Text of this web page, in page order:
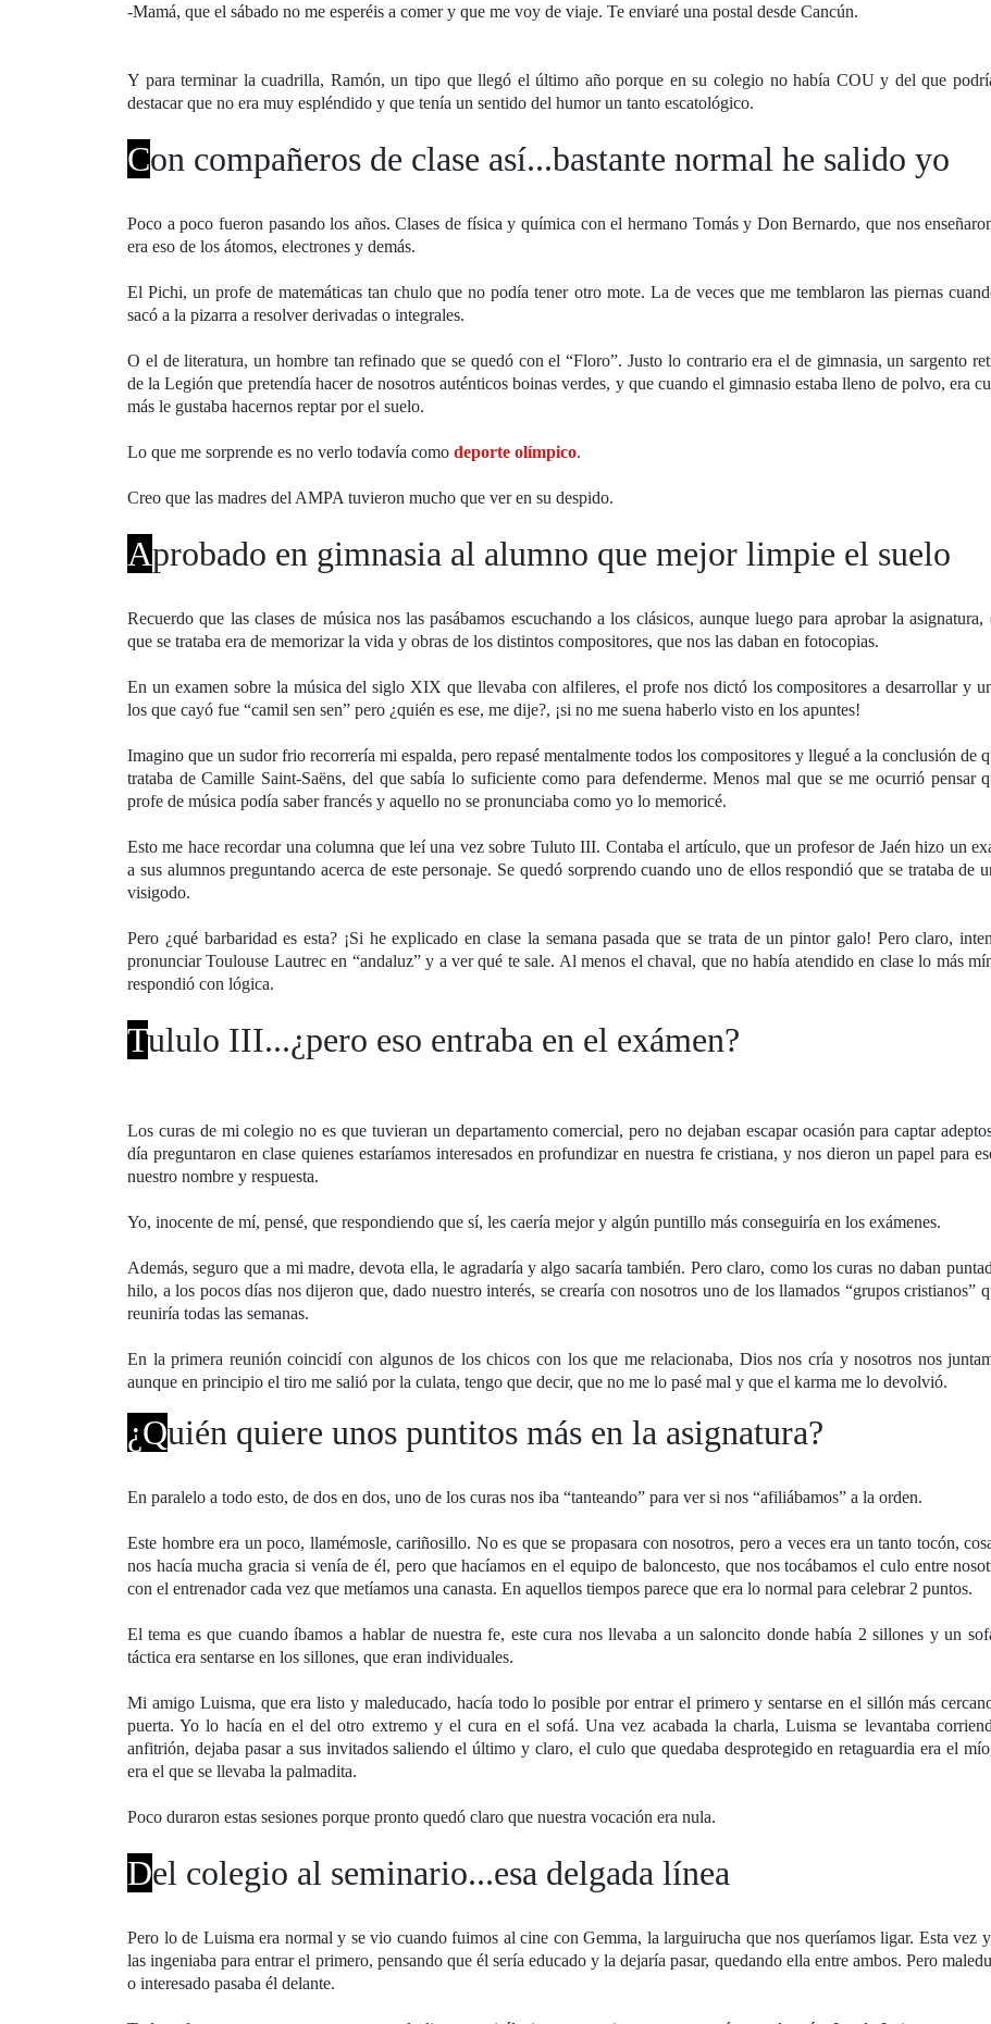
-Mamá, que el sábado no me esperéis a comer y que me voy de viaje. Te enviaré una postal desde Cancún.
Y para terminar la cuadrilla, Ramón, un tipo que llegó el último año porque en su colegio no había COU y del que
destacar que no era muy espléndido y que tenía un sentido del humor un tanto escatológico.
Con compañeros de clase así...bastante normal he salido yo
Poco a poco fueron pasando los años. Clases de física y química con el hermano Tomás y Don Bernardo, que nos
era eso de los átomos, electrones y demás.
El Pichi, un profe de matemáticas tan chulo que no podía tener otro mote. La de veces que me temblaron las piernas
sacó a la pizarra a resolver derivadas o integrales.
O el de literatura, un hombre tan refinado que se quedó con el “Floro”. Justo lo contrario era el de gimnasia, un sargento
de la Legión que pretendía hacer de nosotros auténticos boinas verdes, y que cuando el gimnasio estaba lleno de polvo, era
más le gustaba hacernos reptar por el suelo.
Lo que me sorprende es no verlo todavía como deporte olímpico.
Creo que las madres del AMPA tuvieron mucho que ver en su despido.
Aprobado en gimnasia al alumno que mejor limpie el suelo
Recuerdo que las clases de música nos las pasábamos escuchando a los clásicos, aunque luego para aprobar la asignatura,
que se trataba era de memorizar la vida y obras de los distintos compositores, que nos las daban en fotocopias.
En un examen sobre la música del siglo XIX que llevaba con alfileres, el profe nos dictó los compositores a desarrollar y
los que cayó fue “camil sen sen” pero ¿quién es ese, me dije?, ¡si no me suena haberlo visto en los apuntes!
Imagino que un sudor frio recorrería mi espalda, pero repasé mentalmente todos los compositores y llegué a la conclusión de
trataba de Camille Saint-Saëns, del que sabía lo suficiente como para defenderme. Menos mal que se me ocurrió pensar
profe de música podía saber francés y aquello no se pronunciaba como yo lo memoricé.
Esto me hace recordar una columna que leí una vez sobre Tuluto III. Contaba el artículo, que un profesor de Jaén hizo un
a sus alumnos preguntando acerca de este personaje. Se quedó sorprendo cuando uno de ellos respondió que se trataba de
visigodo.
Pero ¿qué barbaridad es esta? ¡Si he explicado en clase la semana pasada que se trata de un pintor galo! Pero claro,
pronunciar Toulouse Lautrec en “andaluz” y a ver qué te sale. Al menos el chaval, que no había atendido en clase lo más
respondió con lógica.
Tululo III...¿pero eso entraba en el exámen?
Los curas de mi colegio no es que tuvieran un departamento comercial, pero no dejaban escapar ocasión para captar
día preguntaron en clase quienes estaríamos interesados en profundizar en nuestra fe cristiana, y nos dieron un papel para
nuestro nombre y respuesta.
Yo, inocente de mí, pensé, que respondiendo que sí, les caería mejor y algún puntillo más conseguiría en los exámenes.
Además, seguro que a mi madre, devota ella, le agradaría y algo sacaría también. Pero claro, como los curas no daban
hilo, a los pocos días nos dijeron que, dado nuestro interés, se crearía con nosotros uno de los llamados “grupos cristianos”
reuniría todas las semanas.
En la primera reunión coincidí con algunos de los chicos con los que me relacionaba, Dios nos cría y nosotros nos
aunque en principio el tiro me salió por la culata, tengo que decir, que no me lo pasé mal y que el karma me lo devolvió.
¿Quién quiere unos puntitos más en la asignatura?
En paralelo a todo esto, de dos en dos, uno de los curas nos iba “tanteando” para ver si nos “afiliábamos” a la orden.
Este hombre era un poco, llamémosle, cariñosillo. No es que se propasara con nosotros, pero a veces era un tanto tocón,
nos hacía mucha gracia si venía de él, pero que hacíamos en el equipo de baloncesto, que nos tocábamos el culo entre
con el entrenador cada vez que metíamos una canasta. En aquellos tiempos parece que era lo normal para celebrar 2 puntos.
El tema es que cuando íbamos a hablar de nuestra fe, este cura nos llevaba a un saloncito donde había 2 sillones y un
táctica era sentarse en los sillones, que eran individuales.
Mi amigo Luisma, que era listo y maleducado, hacía todo lo posible por entrar el primero y sentarse en el sillón más
puerta. Yo lo hacía en el del otro extremo y el cura en el sofá. Una vez acabada la charla, Luisma se levantaba
anfitrión, dejaba pasar a sus invitados saliendo el último y claro, el culo que quedaba desprotegido en retaguardia era el
era el que se llevaba la palmadita.
Poco duraron estas sesiones porque pronto quedó claro que nuestra vocación era nula.
Del colegio al seminario...esa delgada línea
Pero lo de Luisma era normal y se vio cuando fuimos al cine con Gemma, la larguirucha que nos queríamos ligar. Esta vez
las ingeniaba para entrar el primero, pensando que él sería educado y la dejaría pasar, quedando ella entre ambos. Pero
o interesado pasaba él delante.